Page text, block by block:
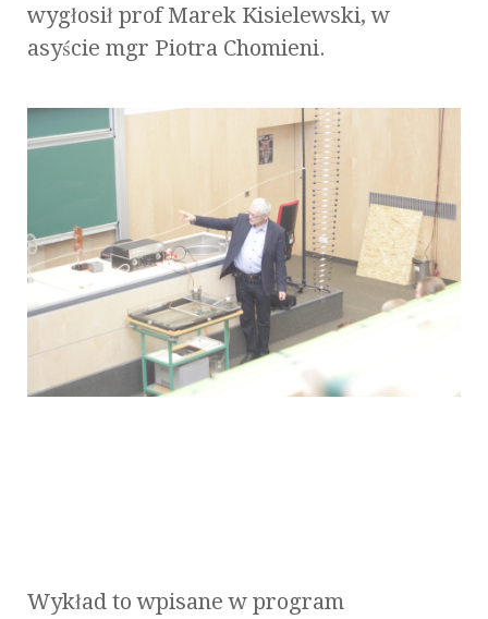
wygłosił prof Marek Kisielewski, w
asyście mgr Piotra Chomieni.
Wykład to wpisane w program